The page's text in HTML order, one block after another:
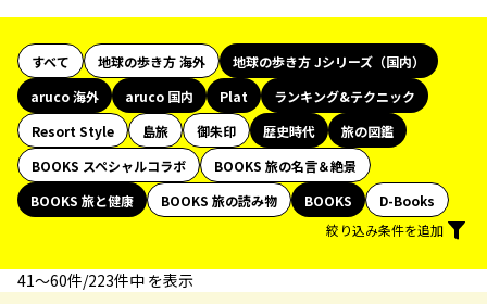
すべて 地球の歩き方 海外
地球の歩き方 Jシリーズ（国内）
aruco 海外
aruco 国内 Plat
ランキング&テクニック
Resort Style
島旅 御朱印 歴史時代
旅の図鑑
BOOKS スペシャルコラボ
BOOKS 旅の名言＆絶景
BOOKS 旅と健康
BOOKS 旅の読み物 BOOKS
D-Books
絞り込み条件を追加
41〜60件/223件中 を表示